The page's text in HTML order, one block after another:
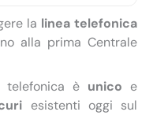
la linea telefonica
alla prima Centrale
telefonica è unico e
esistenti oggi sul